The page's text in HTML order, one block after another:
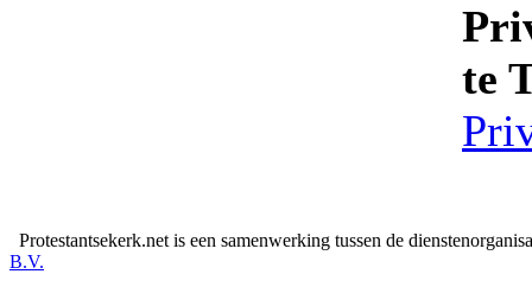
te
Protestantsekerk.net is een samenwerking tussen de
B.V.